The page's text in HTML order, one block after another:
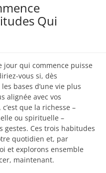
Qui
jour qui commence puisse
vous si, dès
bases d’une vie plus
alignée avec vos
que la richesse –
ou spirituelle –
gestes. Ces trois habitudes
quotidien et, par
et explorons ensemble
maintenant.